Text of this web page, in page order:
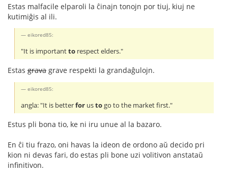
Estas malfacile elparoli la ĉinajn tonojn por tiuj, kiuj ne
kutimiĝis al ili.
eikored85:
"It is importantto respect elders."
Estas grava grave respekti la grandaĝulojn.
eikored85:
angla: "It is betterfor ustogo to the market first."
Estus pli bona tio, ke ni iru unue al la bazaro.
En ĉi tiu frazo, oni havas la ideon de ordono aŭ decido pri
kion ni devas fari, do estas pli bone uzi volitivon anstataŭ
infinitivon.